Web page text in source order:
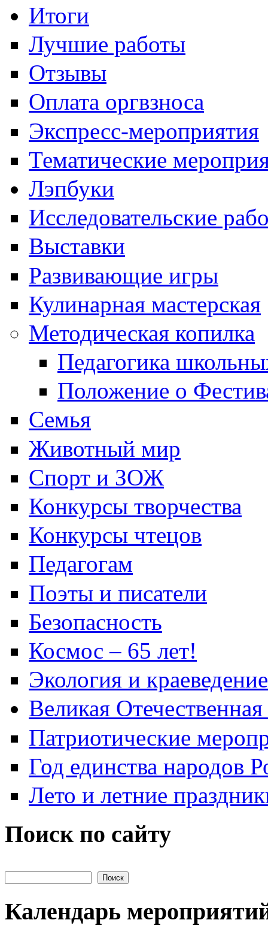
Итоги
Лучшие работы
Отзывы
Оплата оргвзноса
Экспресс-мероприятия
Тематические
Лэпбуки
Исследовательские
Выставки
Развивающие игры
Кулинарная мастерская
Методическая копилка
Педагогика
Положение о
Семья
Животный мир
Спорт и ЗОЖ
Конкурсы творчества
Конкурсы чтецов
Педагогам
Поэты и писатели
Безопасность
Космос – 65 лет!
Экология и краеведение
Великая
Патриотические
Год единства народов
Лето и летние
Поиск по сайту
Календарь